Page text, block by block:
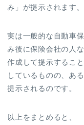
み」が提示されます。
実は一般的な自動車
み後に保険会社の人
作成して提示するこ
しているものの、あ
提示されるのです。
以上をまとめると、